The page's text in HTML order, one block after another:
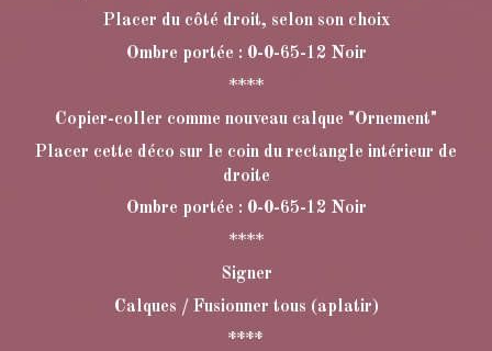
Placer du côté droit, selon son choix
Ombre portée : 0-0-65-12 Noir
****
Copier-coller comme nouveau calque "Ornement"
Placer cette déco sur le coin du rectangle intérieur de
droite
Ombre portée : 0-0-65-12 Noir
****
Signer
Calques / Fusionner tous (aplatir)
****